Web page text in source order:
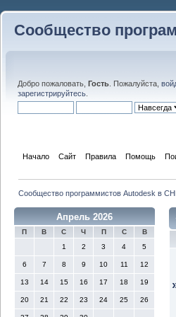
Сообщество
Добро пожаловать, Гость . Пожалуйста,
зарегистрируйтесь
Начало Сайт Правила Помощь
Сообщество программистов Autodesk в
Апрель 2026
П В С Ч П С
В
1
2 3 4 5
6 7 8 9 10 11 12
13 14 15 16 17 18 19
20 21 22 23 24 25 26